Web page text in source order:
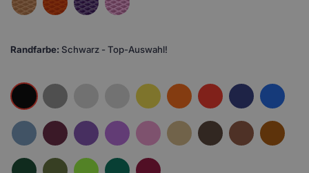
Randfarbe: Schwarz - Top-Auswahl!